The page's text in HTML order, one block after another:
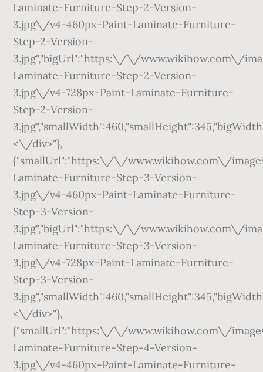
Laminate-Furniture-Step-2-Version-
3.jpg\/v4-460px-Paint-Laminate-Furniture-
Step-2-Version-
3.jpg","bigUrl":"https:\/\/www.wikihow.com\/
Laminate-Furniture-Step-2-Version-
3.jpg\/v4-728px-Paint-Laminate-Furniture-
Step-2-Version-
<\/div>"},
{"smallUrl":"https:\/\/www.wikihow.com\/
Laminate-Furniture-Step-3-Version-
3.jpg\/v4-460px-Paint-Laminate-Furniture-
Step-3-Version-
3.jpg","bigUrl":"https:\/\/www.wikihow.com\/
Laminate-Furniture-Step-3-Version-
3.jpg\/v4-728px-Paint-Laminate-Furniture-
Step-3-Version-
<\/div>"},
{"smallUrl":"https:\/\/www.wikihow.com\/
Laminate-Furniture-Step-4-Version-
3.jpg\/v4-460px-Paint-Laminate-Furniture-